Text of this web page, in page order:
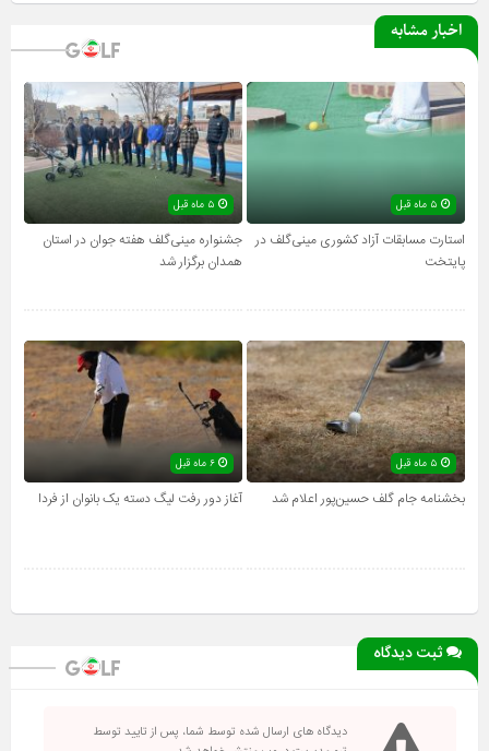
اخبار مشابه
استارت مسابقات آزاد کشوری مینی‌گلف در
پایتخت
جشنواره مینی‌گلف هفته جوان در استان
همدان برگزار شد
بخشنامه جام گلف حسین‌پور اعلام شد آغاز دور رفت لیگ دسته یک بانوان از فردا
ثبت دیدگاه
دیدگاه های ارسال شده توسط شما، پس از تایید توسط